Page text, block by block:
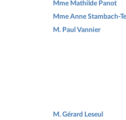
Mme Mathilde Panot
Mme Anne Stambach-
M. Paul Vannier
M. Gérard Leseul